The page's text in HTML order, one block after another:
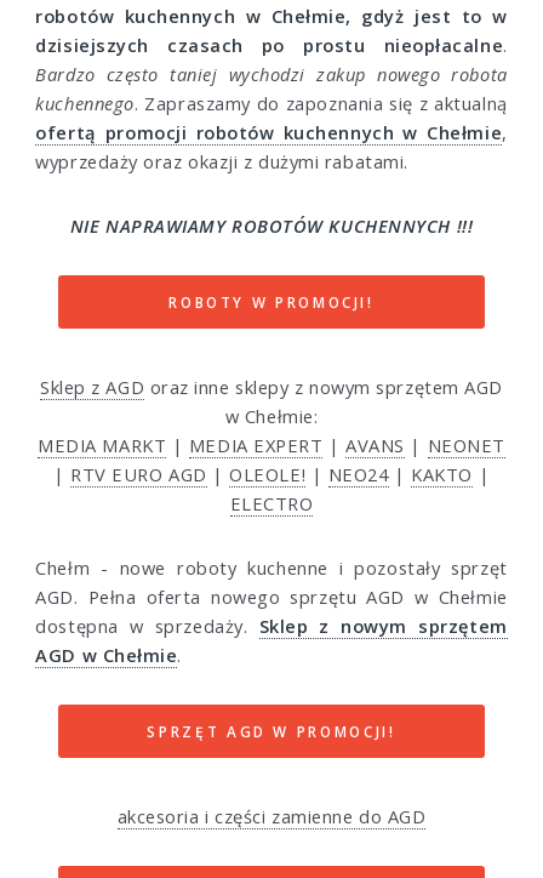
robotów kuchennych w Chełmie, gdyż jest to w
dzisiejszych czasach po prostu nieopłacalne.
Bardzo często taniej wychodzi zakup nowego robota
kuchennego. Zapraszamy do zapoznania się z aktualną
ofertą promocji robotów kuchennych w Chełmie,
wyprzedaży oraz okazji z dużymi rabatami.
NIE NAPRAWIAMY ROBOTÓW KUCHENNYCH !!!
ROBOTY W PROMOCJI!
Sklep z AGD oraz inne sklepy z nowym sprzętem AGD
w Chełmie:
MEDIA MARKT | MEDIA EXPERT |AVANS | NEONET
| RTV EURO AGD |OLEOLE! | NEO24| KAKTO |
ELECTRO
Chełm - nowe roboty kuchenne i pozostały sprzęt
AGD. Pełna oferta nowego sprzętu AGD w Chełmie
dostępna w sprzedaży. Sklep z nowym sprzętem
AGD w Chełmie.
SPRZĘT AGD W PROMOCJI!
akcesoria i części zamienne do AGD